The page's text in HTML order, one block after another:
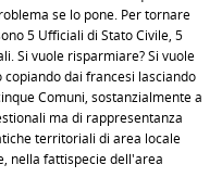
se lo pone. Per tornare
5 Ufficiali di Stato Civile, 5
Si vuole risparmiare? Si vuole
copiando dai francesi lasciando
Comuni, sostanzialmente a
ma di rappresentanza
territoriali di area locale
nella fattispecie dell'area